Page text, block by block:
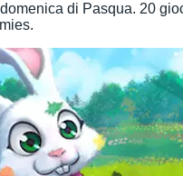
di Pasqua. 20